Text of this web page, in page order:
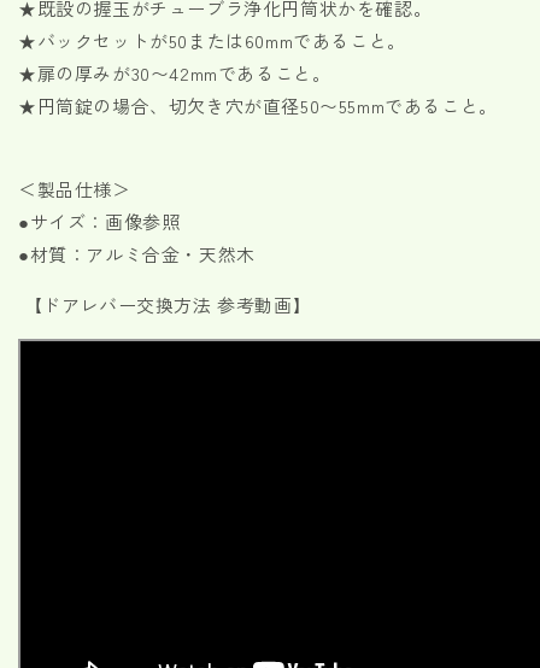
ら
★既設の握玉がチューブラ浄化円筒状かを確認。
★バックセットが50または60mmであること。
★扉の厚みが30〜42mmであること。
★円筒錠の場合、切欠き穴が直径50〜55mmであること。
＜製品仕様＞
●サイズ：画像参照
●材質：アルミ合金・天然木
【ドアレバー交換方法 参考動画】